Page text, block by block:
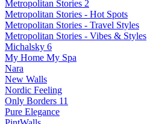
Metropolitan Stories 2
Metropolitan Stories - Hot Spots
Metropolitan Stories - Travel Styles
Metropolitan Stories - Vibes & Styles
Michalsky 6
My Home My Spa
Nara
New Walls
Nordic Feeling
Only Borders 11
Pure Elegance